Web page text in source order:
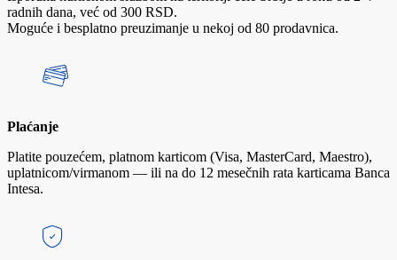
radnih dana, već od 300 RSD.
Moguće i besplatno preuzimanje u nekoj od 80 prodavnica.
Plaćanje
Platite pouzećem, platnom karticom (Visa, MasterCard, Maestro),
uplatnicom/virmanom — ili na do 12 mesečnih rata karticama Banca
Intesa.